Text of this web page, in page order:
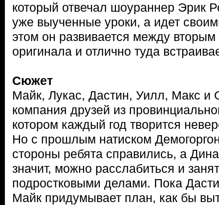
который отвечал шоураннер Эрик
уже выученные уроки, а идет
этом он развивается между
оригинала и отлично туда
Сюжет
Майк, Лукас, Дастин, Уилл, Макс и
компания друзей из
котором каждый год творится
Но с прошлым натиском
стороны ребята справились, а
значит, можно расслабиться и
подростковыми делами. Пока
Майк придумывает план, как бы